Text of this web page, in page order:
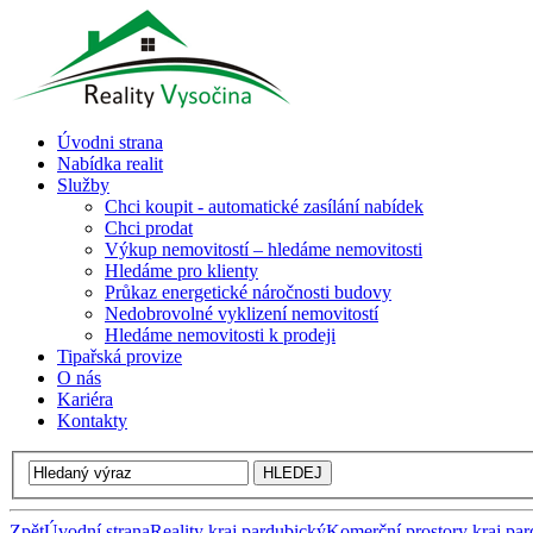
Úvodni strana
Nabídka realit
Služby
Chci koupit - automatické zasílání nabídek
Chci prodat
Výkup nemovitostí – hledáme nemovitosti
Hledáme pro klienty
Průkaz energetické náročnosti budovy
Nedobrovolné vyklizení nemovitostí
Hledáme nemovitosti k prodeji
Tipařská provize
O nás
Kariéra
Kontakty